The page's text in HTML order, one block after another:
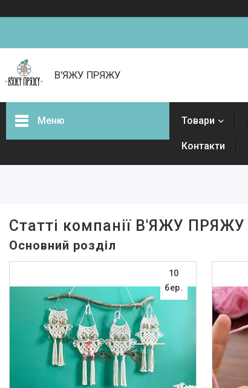
В'ЯЖУ ПРЯЖУ
Меню Товари
Контакти
Статті компанії В'ЯЖУ ПРЯЖУ
Основний розділ
10
бер.